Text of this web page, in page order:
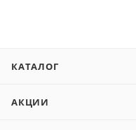
КАТАЛОГ
АКЦИИ